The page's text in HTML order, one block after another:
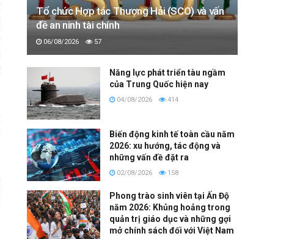
Tổ chức Hợp tác Thượng Hải (SCO) và vấn
đề an ninh tài chính
06/08/2026 57
Năng lực phát triển tàu ngầm
của Trung Quốc hiện nay
04/08/2026 414
Biến động kinh tế toàn cầu năm
2026: xu hướng, tác động và
những vấn đề đặt ra
02/08/2026 158
Phong trào sinh viên tại Ấn Độ
năm 2026: Khủng hoảng trong
quản trị giáo dục và những gợi
mở chính sách đối với Việt Nam